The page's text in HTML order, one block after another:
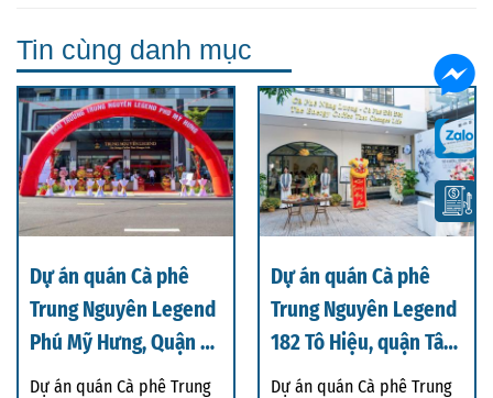
Tin cùng danh mục
Dự án quán Cà phê
Trung Nguyên Legend
Phú Mỹ Hưng, Quận 7 ,
TP Hồ Chí Minh
Dự án quán Cà phê Trung
Dự án quán Cà phê
Trung Nguyên Legend
182 Tô Hiệu, quận Tân
Phú , TP Hồ Chí Minh
Dự án quán Cà phê Trung